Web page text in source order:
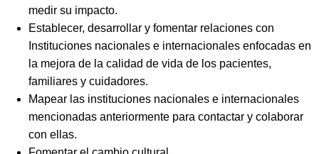
medir su impacto.
Establecer, desarrollar y fomentar relaciones con
Instituciones nacionales e internacionales enfocadas en
la mejora de la calidad de vida de los pacientes,
familiares y cuidadores.
Mapear las instituciones nacionales e internacionales
mencionadas anteriormente para contactar y colaborar
con ellas.